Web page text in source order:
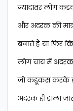
ज्यादातर लोग
और अदरक की
बनाते हैं या फिर
लोग चाय में
जो कद्दूकस करके
अदरक ही डाला